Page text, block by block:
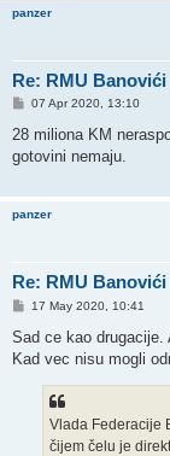
panzer
Re: RMU Banovići
P
s
07 Apr 2020, 13:10
28 miliona KM
gotovini nemaju.
panzer
Re: RMU Banovići
P
s
17 May 2020, 10:41
Sad ce kao drugacije.
Kad vec nisu mogli
Vlada Federacije
čijem čelu je